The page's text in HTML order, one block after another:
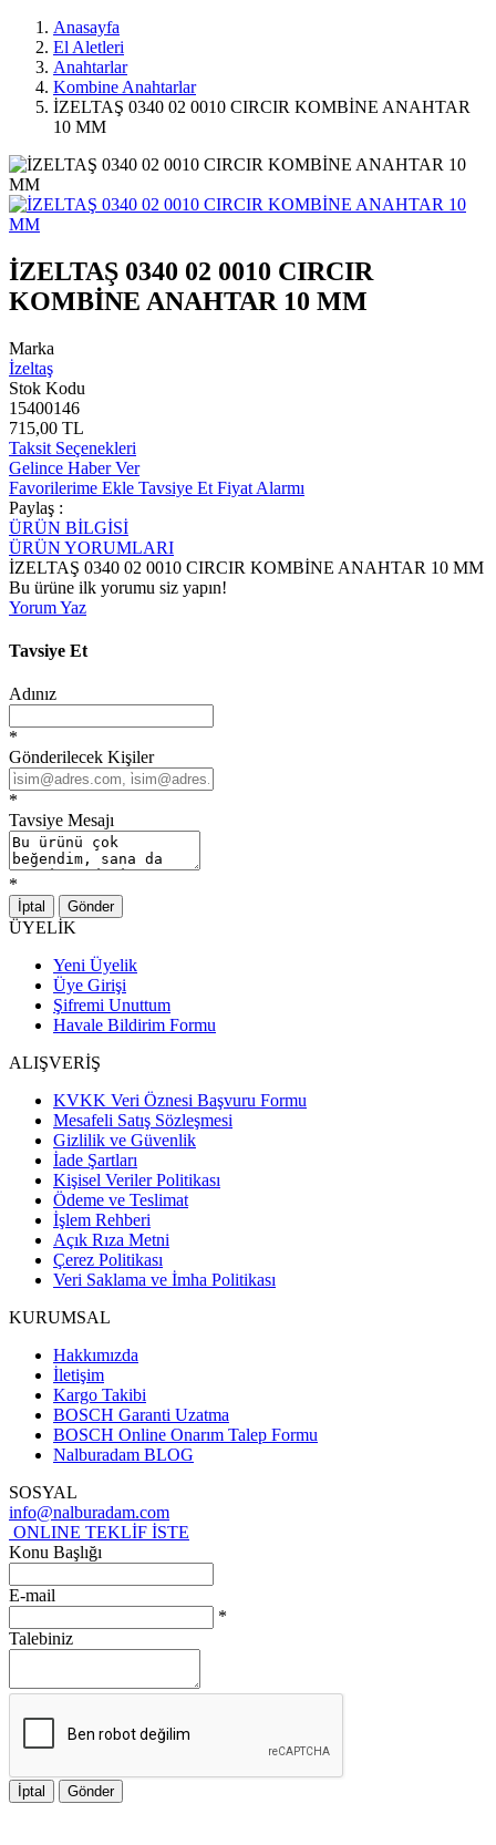
Anasayfa
El Aletleri
Anahtarlar
Kombine Anahtarlar
İZELTAŞ 0340 02 0010 CIRCIR KOMBİNE ANAHTAR
10 MM
İZELTAŞ 0340 02 0010 CIRCIR
KOMBİNE ANAHTAR 10 MM
Marka
İzeltaş
Stok Kodu
15400146
715,00 TL
Taksit Seçenekleri
Gelince Haber Ver
Favorilerime Ekle Tavsiye Et Fiyat Alarmı
Paylaş :
ÜRÜN BİLGİSİ
ÜRÜN YORUMLARI
İZELTAŞ 0340 02 0010 CIRCIR KOMBİNE ANAHTAR 10 MM
Bu ürüne ilk yorumu siz yapın!
Yorum Yaz
Tavsiye Et
Adınız
*
Gönderilecek Kişiler
*
Tavsiye Mesajı
*
İptal Gönder
ÜYELİK
Yeni Üyelik
Üye Girişi
Şifremi Unuttum
Havale Bildirim Formu
ALIŞVERİŞ
KVKK Veri Öznesi Başvuru Formu
Mesafeli Satış Sözleşmesi
Gizlilik ve Güvenlik
İade Şartları
Kişisel Veriler Politikası
Ödeme ve Teslimat
İşlem Rehberi
Açık Rıza Metni
Çerez Politikası
Veri Saklama ve İmha Politikası
KURUMSAL
Hakkımızda
İletişim
Kargo Takibi
BOSCH Garanti Uzatma
BOSCH Online Onarım Talep Formu
Nalburadam BLOG
SOSYAL
info@nalburadam.com
ONLINE TEKLİF İSTE
Konu Başlığı
E-mail
*
Talebiniz
İptal Gönder